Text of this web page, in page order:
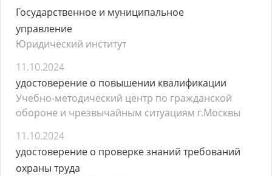
Государственное и муниципальное
управление
Юридический институт
11.10.2024
удостоверение о повышении квалификации
Учебно-методический центр по гражданской
обороне и чрезвычайным ситуациям г.Москвы
11.10.2024
удостоверение о проверке знаний требований
охраны труда